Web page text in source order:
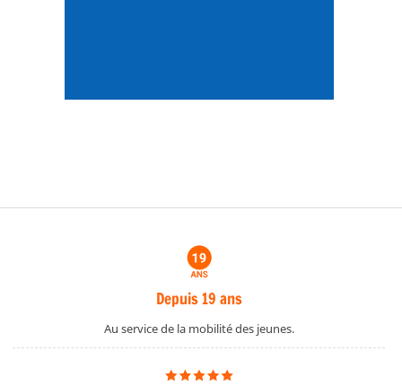
Depuis 19 ans
Au service de la mobilité des jeunes.